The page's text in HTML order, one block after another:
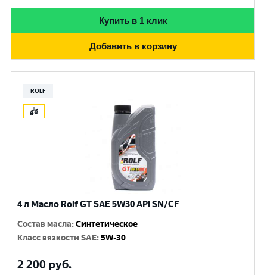
Купить в 1 клик
Добавить в корзину
ROLF
4 л Масло Rolf GT SAE 5W30 API SN/CF
Состав масла:Синтетическое
Класс вязкости SAE:5W-30
2 200 руб.